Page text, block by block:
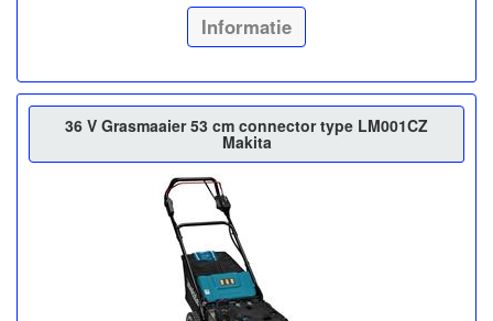
Informatie
36 V Grasmaaier 53 cm connector type LM001CZ
Makita